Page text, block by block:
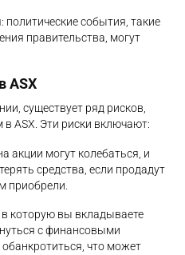
политические события, такие
правительства, могут
ASX
существует ряд рисков,
ASX. Эти риски включают:
акции могут колебаться, и
средства, если продадут
приобрели.
которую вы вкладываете
с финансовыми
что может